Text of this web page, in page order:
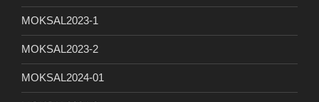
MOKSAL2023-1
MOKSAL2023-2
MOKSAL2024-01